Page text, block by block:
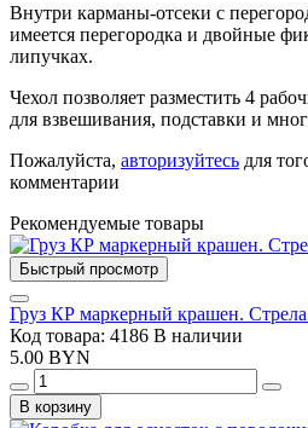
Внутри карманы-отсеки с
имеется перегородка и двойные
липучках.
Чехол позволяет разместить 4
для взвешивания, подставки и
Пожалуйста, авторизуйтесь для
комментарии
Рекомендуемые товары
Быстрый просмотр
Груз КР маркерный крашен. Стрела
Код товара: 4186 В наличии
5.00 BYN
В корзину